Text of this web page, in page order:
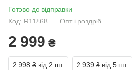
Готово до відправки
Код: R11868
Опт і роздріб
2 999 ₴
2 998 ₴ від 2 шт. 2 939 ₴ від 5 шт.